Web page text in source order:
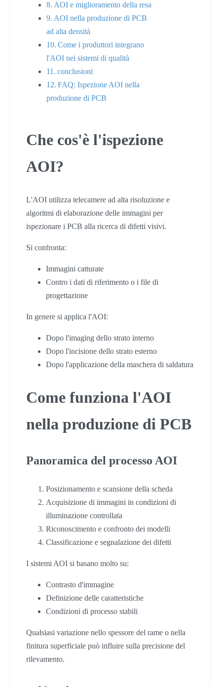
AOI e miglioramento della resa
AOI nella produzione di PCB
ad alta densità
Come i produttori integrano
l'AOI nei sistemi di qualità
conclusioni
FAQ: Ispezione AOI nella
produzione di PCB
Che cos'è l'ispezione
AOI?
L'AOI utilizza telecamere ad alta risoluzione e
algoritmi di elaborazione delle immagini per
ispezionare i PCB alla ricerca di difetti visivi.
Si confronta:
Immagini catturate
Contro i dati di riferimento o i file di
progettazione
In genere si applica l'AOI:
Dopo l'imaging dello strato interno
Dopo l'incisione dello strato esterno
Dopo l'applicazione della maschera di saldatura
Come funziona l'AOI
nella produzione di PCB
Panoramica del processo AOI
Posizionamento e scansione della scheda
Acquisizione di immagini in condizioni di
illuminazione controllata
Riconoscimento e confronto dei modelli
Classificazione e segnalazione dei difetti
I sistemi AOI si basano molto su:
Contrasto d'immagine
Definizione delle caratteristiche
Condizioni di processo stabili
Qualsiasi variazione nello spessore del rame o nella
finitura superficiale può influire sulla precisione del
rilevamento.